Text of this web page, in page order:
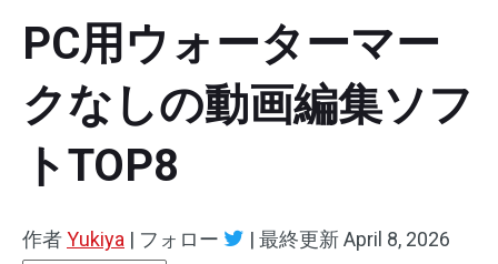
概要
マルチトラック動画編集
トリミング/スプリット/クロップ
ユーザーマニュアル
ビデオ編集のヒント
動画ツール
画面録画ツール
PC用ウォーターマー
クなしの動画編集ソフ
トTOP8
作者Yukiya | フォロー | 最終更新April 8, 2026